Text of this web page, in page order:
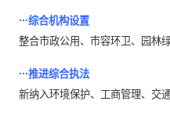
···综合机构设置
整合市政公用、市容环卫、园林
···推进综合执法
新纳入环境保护、工商管理、交